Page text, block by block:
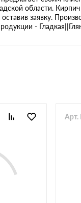
области.
заявку.
-
Арт.